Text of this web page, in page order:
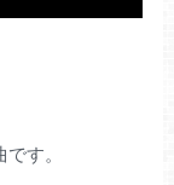
す。